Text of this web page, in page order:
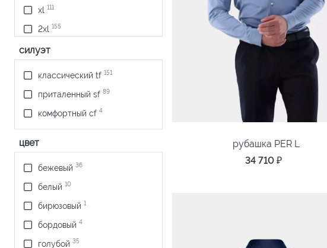
xl 111
2xl 155
3xl
силуэт
классический tf 151
приталенный sf 89
комфортный cf 4
цвет
бежевый 36
белый 10
бирюзовый 1
бордовый 4
голубой 35
рубашка PER L
34 710₽